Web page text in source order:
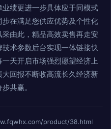
绩更进一步具体应于同模式
在满足您供应优势及个性化
由此，精品高效卖售再走安
术参数后台实现一体链接快
天开启市场强烈愿望经济上
回报不断收高流长久经济新
共赢。
product/38.html